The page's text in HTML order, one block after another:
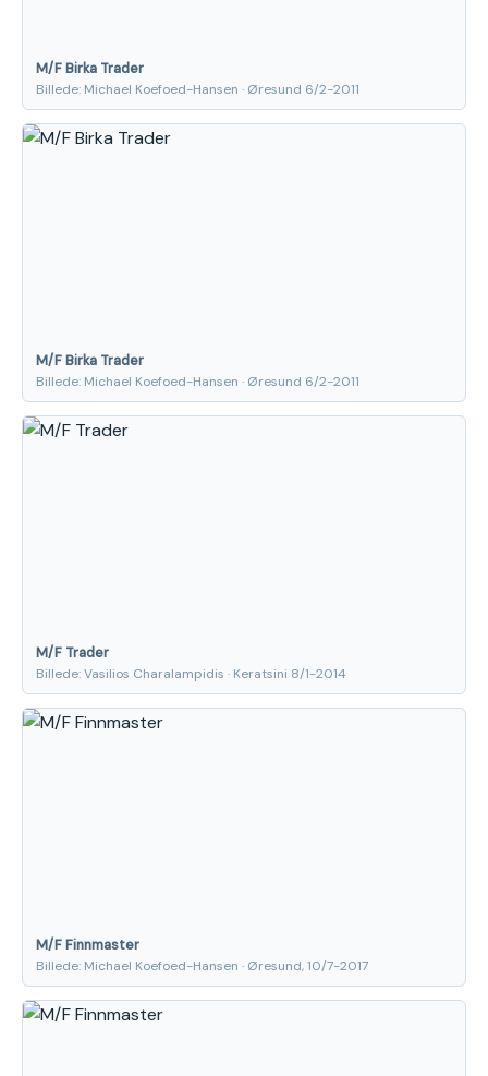
M/F Birka Trader
Billede: Michael Koefoed-Hansen · Øresund 6/2-2011
M/F Birka Trader
Billede: Michael Koefoed-Hansen · Øresund 6/2-2011
M/F Trader
Billede: Vasilios Charalampidis · Keratsini 8/1-2014
M/F Finnmaster
Billede: Michael Koefoed-Hansen · Øresund, 10/7-2017